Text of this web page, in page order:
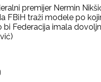
premijer Nermin
FBiH traži modele po
Federacija imala